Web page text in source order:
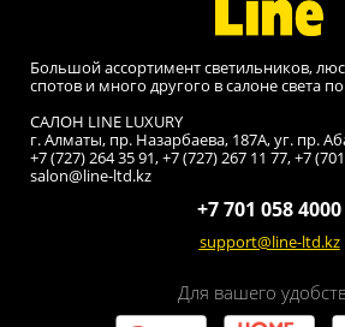
Большой ассортимент светильников,
спотов и много другого в салоне света
САЛОН LINE LUXURY
г. Алматы, пр. Назарбаева, 187A, уг. пр.
+7 (727) 264 35 91, +7 (727) 267 11 77, +7
salon@line-ltd.kz
+7 701 058 4000
support@line-ltd.kz
Для вашего